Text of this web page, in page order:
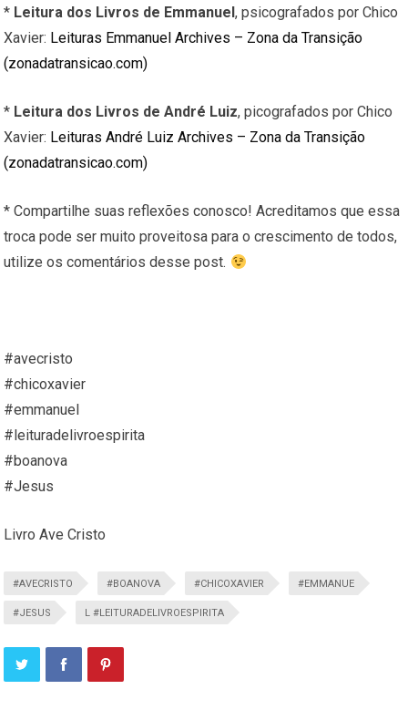
* Leitura dos Livros de Emmanuel, psicografados por Chico
Xavier: Leituras Emmanuel Archives – Zona da Transição
(zonadatransicao.com)
* Leitura dos Livros de André Luiz, picografados por Chico
Xavier: Leituras André Luiz Archives – Zona da Transição
(zonadatransicao.com)
* Compartilhe suas reflexões conosco! Acreditamos que essa
troca pode ser muito proveitosa para o crescimento de todos,
utilize os comentários desse post.
#avecristo
#chicoxavier
#emmanuel
#leituradelivroespirita
#boanova
#Jesus
Livro Ave Cristo
#AVECRISTO #BOANOVA #CHICOXAVIER #EMMANUE
#JESUS L #LEITURADELIVROESPIRITA